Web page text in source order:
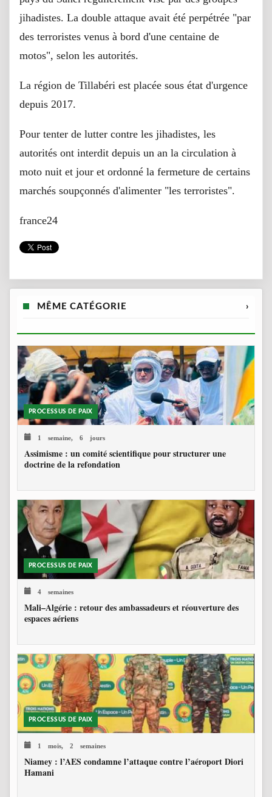
jihadistes. La double attaque avait été perpétrée "par
des terroristes venus à bord d'une centaine de
motos", selon les autorités.
La région de Tillabéri est placée sous état d'urgence
depuis 2017.
Pour tenter de lutter contre les jihadistes, les
autorités ont interdit depuis un an la circulation à
moto nuit et jour et ordonné la fermeture de certains
marchés soupçonnés d'alimenter "les terroristes".
france24
MÊME CATÉGORIE ›
PROCESSUS DE PAIX
1 semaine, 6 jours
Assimisme : un comité scientifique pour structurer une
doctrine de la refondation
PROCESSUS DE PAIX
4 semaines
Mali–Algérie : retour des ambassadeurs et réouverture des
espaces aériens
PROCESSUS DE PAIX
1 mois, 2 semaines
Niamey : l’AES condamne l’attaque contre l’aéroport Diori
Hamani